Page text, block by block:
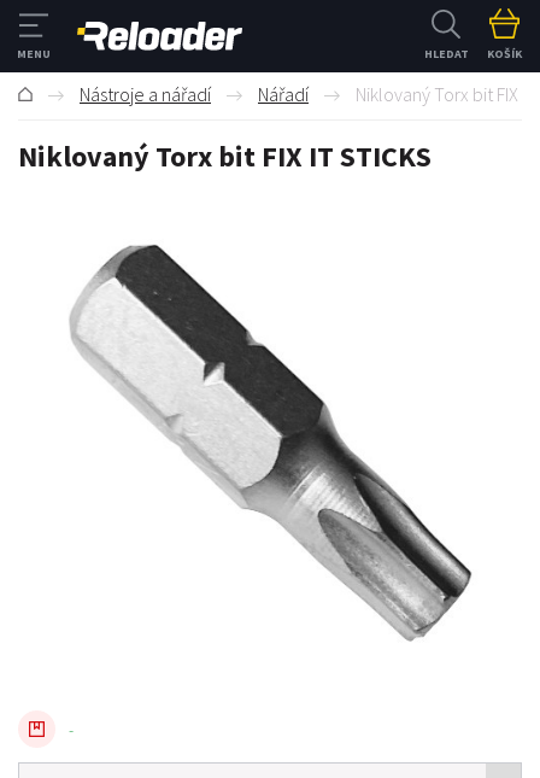
HLEDAT KOŠÍK
Nástroje a nářadí Nářadí Niklovaný Torx bit FIX IT
Niklovaný Torx bit FIX IT STICKS
-